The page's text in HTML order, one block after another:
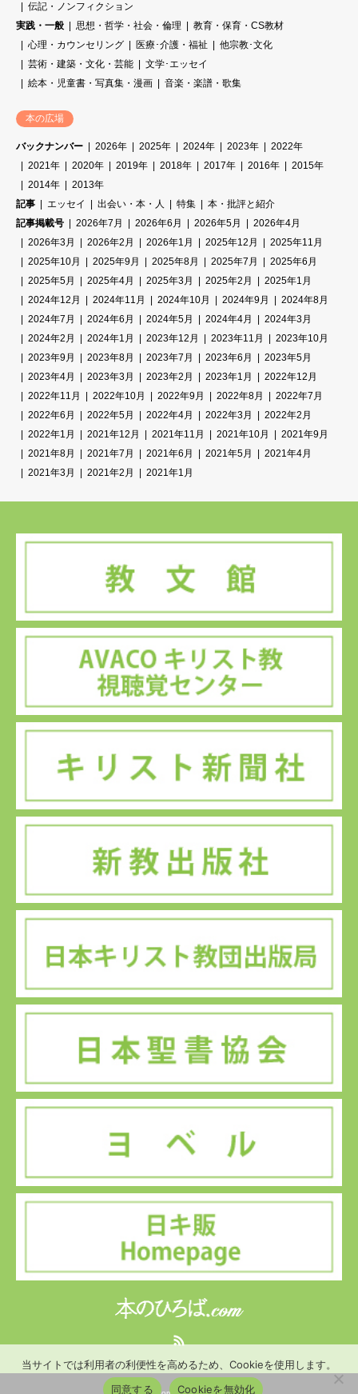
伝記・ノンフィクション
実践・一般
思想・哲学・社会・倫理
教育・保育・CS教材
心理・カウンセリング
医療･介護・福祉
他宗教･文化
芸術・建築・文化・芸能
文学･エッセイ
絵本・児童書・写真集・漫画
音楽・楽譜・歌集
本の広場
バックナンバー 2026年 2025年 2024年 2023年
2022年
2021年
2020年 2019年 2018年 2017年 2016年
2015年
2014年
2013年
記事
エッセイ 出会い・本・人 特集
本・批評と紹介
記事掲載号
2026年7月 2026年6月 2026年5月
2026年4月
2026年3月
2026年2月 2026年1月 2025年12月
2025年11月
2025年10月
2025年9月 2025年8月 2025年7月
2025年6月
2025年5月
2025年4月 2025年3月 2025年2月
2025年1月
2024年12月
2024年11月 2024年10月 2024年9月
2024年8月
2024年7月
2024年6月 2024年5月 2024年4月
2024年3月
2024年2月
2024年1月 2023年12月 2023年11月
2023年10月
2023年9月
2023年8月 2023年7月 2023年6月
2023年5月
2023年4月
2023年3月 2023年2月 2023年1月
2022年12月
2022年11月
2022年10月 2022年9月 2022年8月
2022年7月
2022年6月
2022年5月 2022年4月 2022年3月
2022年2月
2022年1月
2021年12月 2021年11月 2021年10月
2021年9月
2021年8月
2021年7月 2021年6月 2021年5月
2021年4月
2021年3月
2021年2月 2021年1月
当サイトでは利用者の利便性を高めるため、Cookieを使用します。
同意する
Cookieを無効化